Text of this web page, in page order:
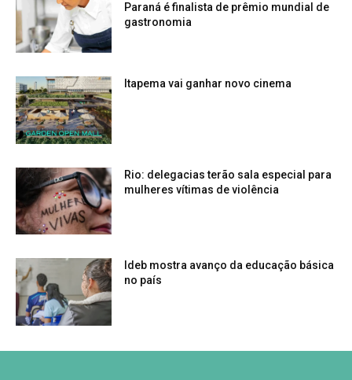
Paraná é finalista de prêmio mundial de
gastronomia
Itapema vai ganhar novo cinema
Rio: delegacias terão sala especial para
mulheres vítimas de violência
Ideb mostra avanço da educação básica
no país